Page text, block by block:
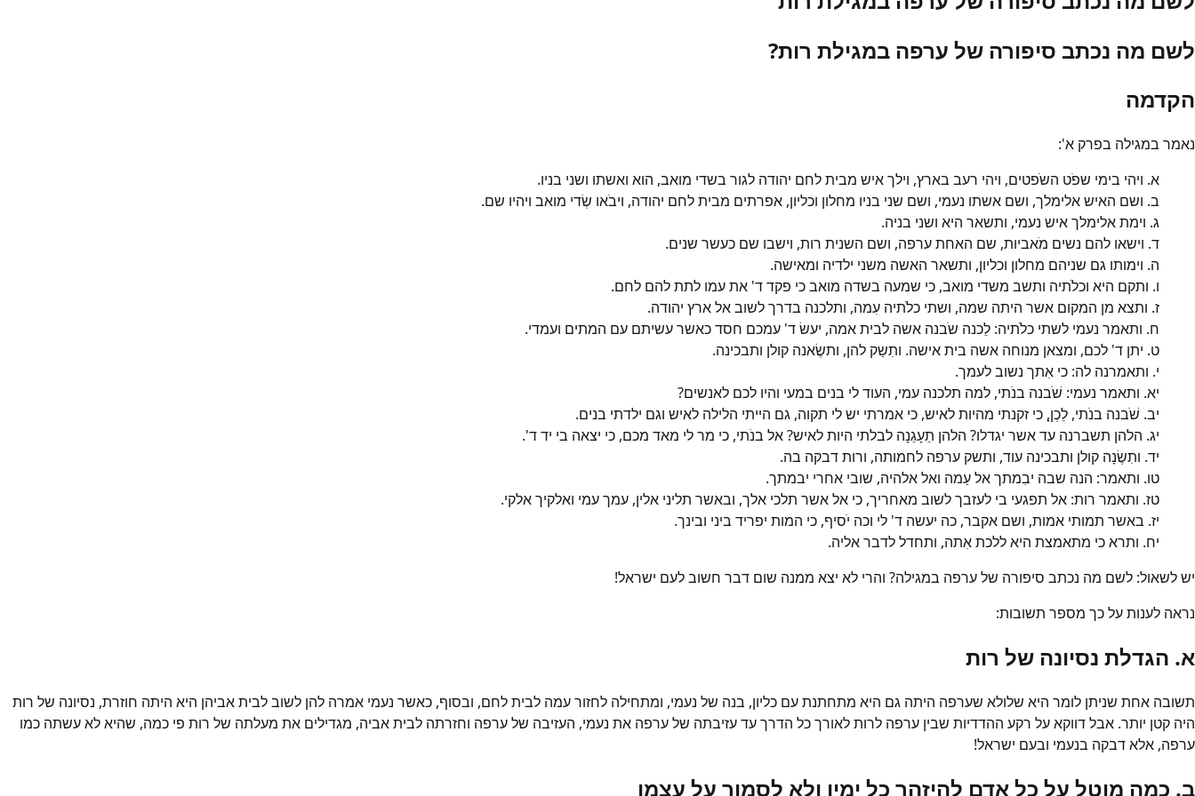
לשם מה נכתב סיפורה של ערפה במגילת רות?
הקדמה
נאמר במגילה בפרק א':
א. ויהי בימי שפֹט השֹפטים, ויהי רעב בארץ, וילך איש מבית לחם יהודה לגור בשדי מואב, הוא ואשתו ושני בניו.
ב. ושם האיש אלימלך, ושם אשתו נעמי, ושם שני בניו מחלון וכליון, אפרתים מבית לחם יהודה, ויבֹאו שְׂדי מואב ויהיו שם.
ג. וימת אלימלך איש נעמי, ותשאר היא ושני בניה.
ד. וישאו להם נשים מֹאביות, שם האחת ערפה, ושם השנית רות, וישבו שם כעשר שנים.
ה. וימותו גם שניהם מחלון וכליון, ותשאר האשה משני ילדיה ומאישה.
ו. ותקם היא וכלֹתיה ותשב משדי מואב, כי שמעה בשדה מואב כי פקד ד' את עמו לתת להם לחם.
ז. ותצא מן המקום אשר היתה שמה, ושתי כלֹתיה עִמה, ותלכנה בדרך לשוב אל ארץ יהודה.
ח. ותאמר נעמי לשתי כלֹתיה: לֵכנה שֹבנה אשה לבית אמה, יעשׂ ד' עמכם חסד כאשר עשיתם עם המתים ועמדי.
ט. יתן ד' לכם, ומצאן מנוחה אשה בית אישה. ותִשַק להן, ותשֶׂאנה קולן ותבכינה.
י. ותאמרנה לה: כי אִתך נשוב לעמך.
יא. ותאמר נעמי: שֹׁבנה בנֹתי, למה תלכנה עמי, העוד לי בנים במעי והיו לכם לאנשים?
יב. שֹׁבנה בנֹתי, לֵכְןָ, כי זקנתי מהיות לאיש, כי אמרתי יש לי תקוה, גם הייתי הלילה לאיש וגם ילדתי בנים.
יג. הלהן תשברנה עד אשר יגדלו? הלהן תֵעָגֵנָה לבלתי היות לאיש? אל בנֹתי, כי מר לי מאד מכם, כי יצאה בי יד ד'.
יד. ותִשֶׂנָה קולן ותבכינה עוד, ותשק ערפה לחמותה, ורות דבקה בה.
טו. ותאמר: הנה שבה יבִמתך אל עַמה ואל אלהיה, שובי אחרי יבמתך.
טז. ותאמר רות: אל תפגעי בי לעזבך לשוב מאחריך, כי אל אשר תלכי אלך, ובאשר תליני אלין, עמך עמי ואלקיך אלקי.
יז. באשר תמותי אמות, ושם אקבר, כה יעשה ד' לי וכה יֹסיף, כי המות יפריד ביני ובינך.
יח. ותרא כי מתאמצת היא ללכת אִתה, ותחדל לדבר אליה.
יש לשאול: לשם מה נכתב סיפורה של ערפה במגילה? והרי לא יצא ממנה שום דבר חשוב לעם ישראל!
נראה לענות על כך מספר תשובות:
א. הגדלת נסיונה של רות
תשובה אחת שניתן לומר היא שלולא שערפה היתה גם היא מתחתנת עם כליון, בנה של נעמי, ומתחילה לחזור עמה לבית לחם, ובסוף, כאשר נעמי אמרה להן לשוב לבית אביהן היא היתה חוזרת, נסיונה של רות
היה קטן יותר. אבל דווקא על רקע ההדדיות שבין ערפה לרות לאורך כל הדרך עד עזיבתה של ערפה את נעמי, העזיבה של ערפה וחזרתה לבית אביה, מגדילים את מעלתה של רות פי כמה, שהיא לא עשתה כמו
ערפה, אלא דבקה בנעמי ובעם ישראל!
ב. כמה מוטל על כל אדם להיזהר כל ימיו ולא לסמוך על עצמו